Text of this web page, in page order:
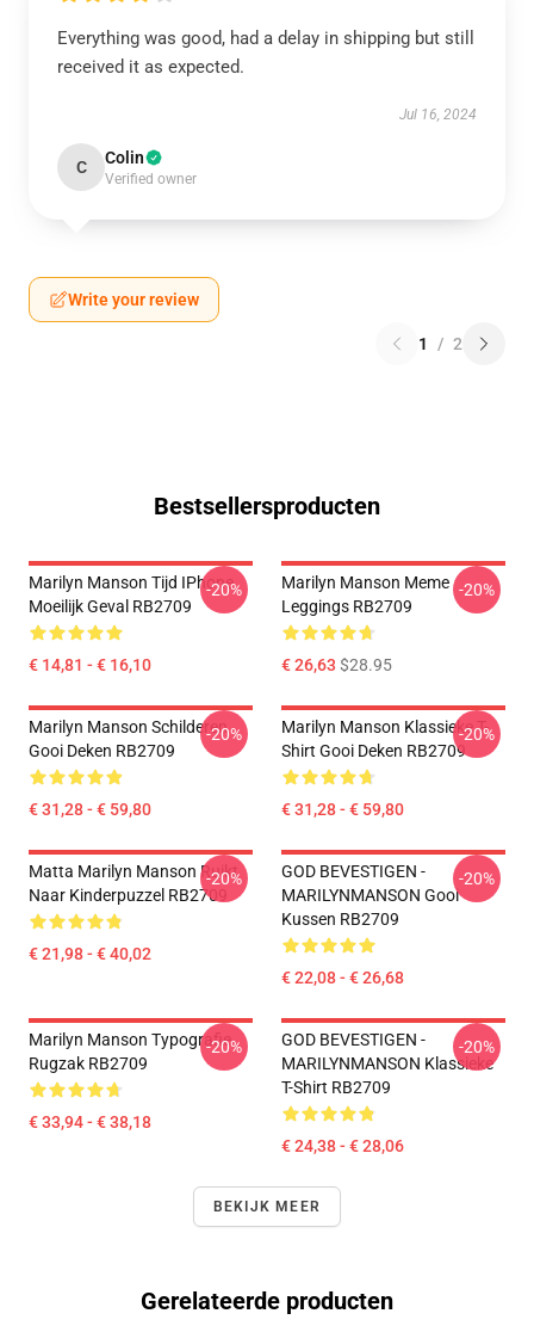
Everything was good, had a delay in shipping but still
received it as expected.
Jul 16, 2024
C Colin
Verified owner
Write your review
1 / 2
Bestsellersproducten
Marilyn Manson Tijd IPhone
Moeilijk Geval RB2709
€ 14,81 - € 16,10
-20%
Marilyn Manson Meme
Leggings RB2709
€ 26,63 $28.95
-20%
Marilyn Manson Schilderen
Gooi Deken RB2709
€ 31,28 - € 59,80
-20%
Marilyn Manson Klassieke T-
Shirt Gooi Deken RB2709
€ 31,28 - € 59,80
-20%
Matta Marilyn Manson Ruikt
Naar Kinderpuzzel RB2709
€ 21,98 - € 40,02
-20%
GOD BEVESTIGEN -
MARILYNMANSON Gooi
Kussen RB2709
€ 22,08 - € 26,68
-20%
Marilyn Manson Typografie
Rugzak RB2709
€ 33,94 - € 38,18
-20%
GOD BEVESTIGEN -
MARILYNMANSON Klassieke
T-Shirt RB2709
€ 24,38 - € 28,06
-20%
BEKIJK MEER
Gerelateerde producten